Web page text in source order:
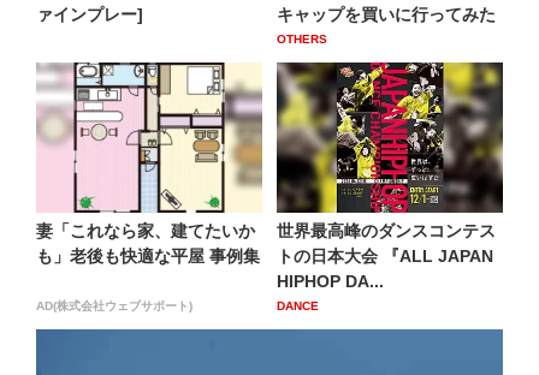
ァインプレー]
キャップを買いに行ってみた
OTHERS
妻「これなら家、建てたいか
も」老後も快適な平屋 事例集
AD(株式会社ウェブサポート)
世界最高峰のダンスコンテス
トの日本大会 『ALL JAPAN
HIPHOP DA...
DANCE